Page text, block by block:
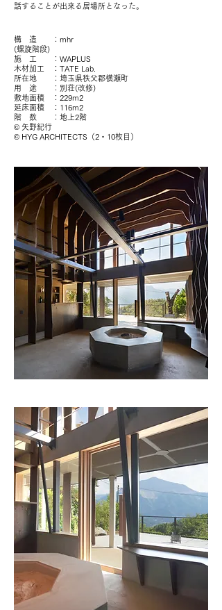
話することが出来る居場所となった。
構 造 ：mhr
(螺旋階段)
​施 工 ：WAPLUS
木材加工 ：TATE Lab.
所在地 ：埼玉県秩父郡横瀬町
用 途 ：別荘(改修)
敷地面積 ：229m2
延床面積 ：116m2
階 数 ：地上2階
© 矢野紀行
© HYG ARCHITECTS（2・10枚目）